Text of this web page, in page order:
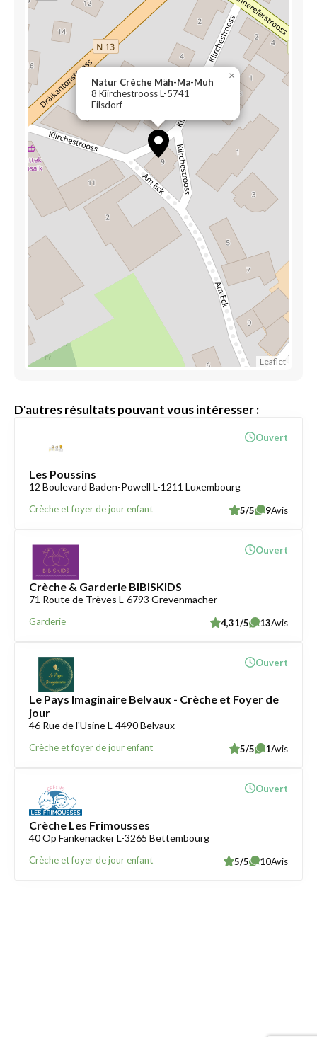
Natur Crèche Mäh-Ma-Muh
8 Kiirchestrooss L-5741
Filsdorf
×
Leaflet
D'autres résultats pouvant vous intéresser :
Les Poussins
12 Boulevard Baden-Powell L-1211 Luxembourg
Crèche et foyer de jour enfant
Ouvert
5/5 9Avis
Crèche & Garderie BIBISKIDS
71 Route de Trèves L-6793 Grevenmacher
Garderie
Ouvert
4,31/5 13Avis
Le Pays Imaginaire Belvaux - Crèche et Foyer de
jour
46 Rue de l'Usine L-4490 Belvaux
Crèche et foyer de jour enfant
Ouvert
5/5 1Avis
Crèche Les Frimousses
40 Op Fankenacker L-3265 Bettembourg
Crèche et foyer de jour enfant
Ouvert
5/5 10Avis